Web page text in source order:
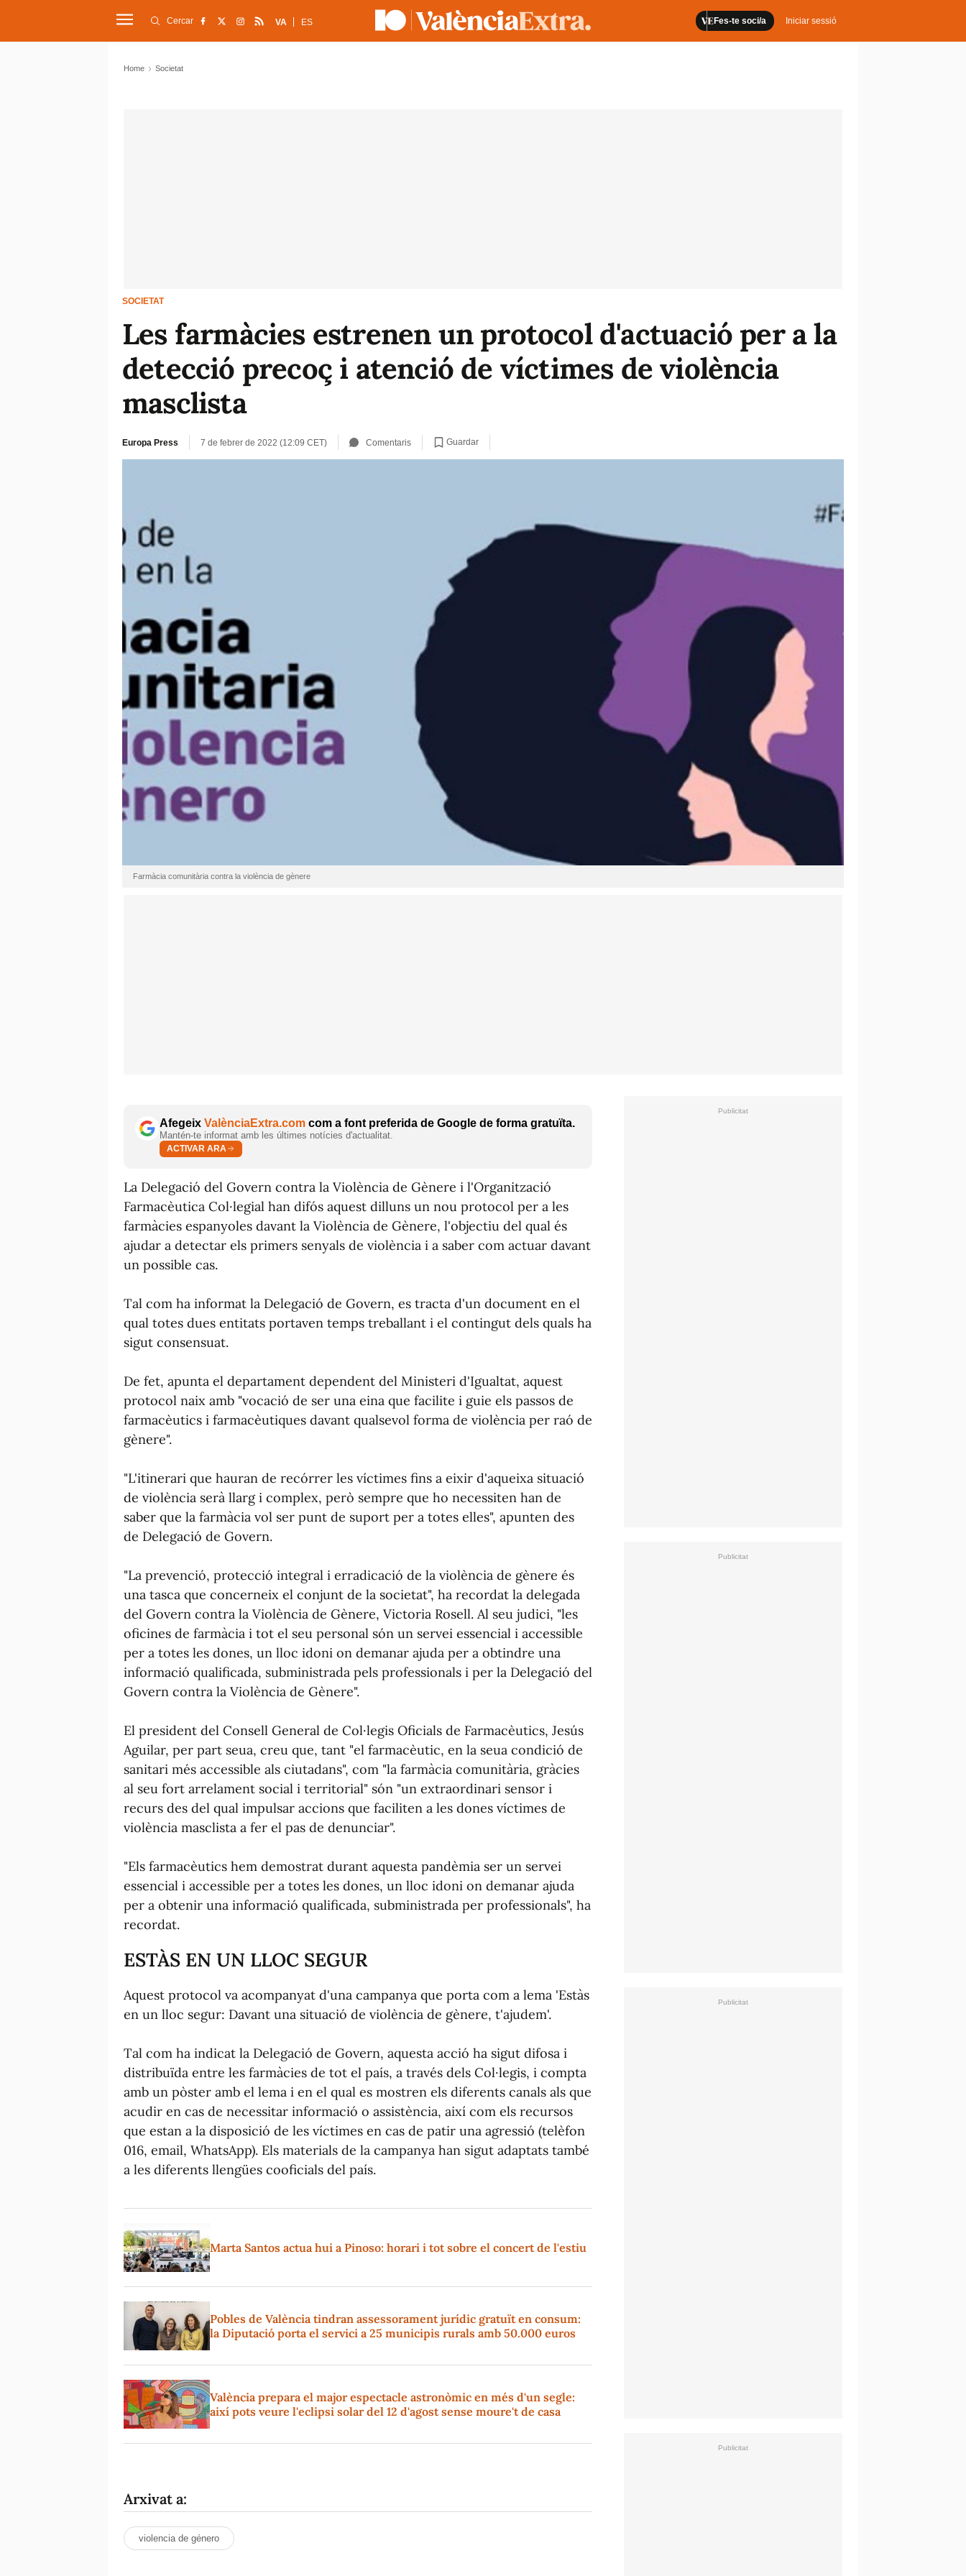
Fes-te soci/a Iniciar sessió
Cercar VA ES
Home Societat
SOCIETAT
Les farmàcies estrenen un protocol d'actuació per a la
detecció precoç i atenció de víctimes de violència
masclista
Europa Press 7 de febrer de 2022 (12:09 CET) Comentaris Guardar
Farmàcia comunitària contra la violència de gènere
Afegeix ValènciaExtra.com com a font preferida de Google de forma gratuïta.
Mantén-te informat amb les últimes notícies d'actualitat.
ACTIVAR ARA
La Delegació del Govern contra la Violència de Gènere i l'Organització
Farmacèutica Col·legial han difós aquest dilluns un nou protocol per a les
farmàcies espanyoles davant la Violència de Gènere, l'objectiu del qual és
ajudar a detectar els primers senyals de violència i a saber com actuar davant
un possible cas.
Tal com ha informat la Delegació de Govern, es tracta d'un document en el
qual totes dues entitats portaven temps treballant i el contingut dels quals ha
sigut consensuat.
De fet, apunta el departament dependent del Ministeri d'Igualtat, aquest
protocol naix amb "vocació de ser una eina que facilite i guie els passos de
farmacèutics i farmacèutiques davant qualsevol forma de violència per raó de
gènere".
"L'itinerari que hauran de recórrer les víctimes fins a eixir d'aqueixa situació
de violència serà llarg i complex, però sempre que ho necessiten han de
saber que la farmàcia vol ser punt de suport per a totes elles", apunten des
de Delegació de Govern.
"La prevenció, protecció integral i erradicació de la violència de gènere és
una tasca que concerneix el conjunt de la societat", ha recordat la delegada
del Govern contra la Violència de Gènere, Victoria Rosell. Al seu judici, "les
oficines de farmàcia i tot el seu personal són un servei essencial i accessible
per a totes les dones, un lloc idoni on demanar ajuda per a obtindre una
informació qualificada, subministrada pels professionals i per la Delegació del
Govern contra la Violència de Gènere".
El president del Consell General de Col·legis Oficials de Farmacèutics, Jesús
Aguilar, per part seua, creu que, tant "el farmacèutic, en la seua condició de
sanitari més accessible als ciutadans", com "la farmàcia comunitària, gràcies
al seu fort arrelament social i territorial" són "un extraordinari sensor i
recurs des del qual impulsar accions que faciliten a les dones víctimes de
violència masclista a fer el pas de denunciar".
"Els farmacèutics hem demostrat durant aquesta pandèmia ser un servei
essencial i accessible per a totes les dones, un lloc idoni on demanar ajuda
per a obtenir una informació qualificada, subministrada per professionals", ha
recordat.
ESTÀS EN UN LLOC SEGUR
Aquest protocol va acompanyat d'una campanya que porta com a lema 'Estàs
en un lloc segur: Davant una situació de violència de gènere, t'ajudem'.
Tal com ha indicat la Delegació de Govern, aquesta acció ha sigut difosa i
distribuïda entre les farmàcies de tot el país, a través dels Col·legis, i compta
amb un pòster amb el lema i en el qual es mostren els diferents canals als que
acudir en cas de necessitar informació o assistència, així com els recursos
que estan a la disposició de les víctimes en cas de patir una agressió (telèfon
016, email, WhatsApp). Els materials de la campanya han sigut adaptats també
a les diferents llengües cooficials del país.
Marta Santos actua hui a Pinoso: horari i tot sobre el concert de l'estiu
Pobles de València tindran assessorament jurídic gratuït en consum:
la Diputació porta el servici a 25 municipis rurals amb 50.000 euros
València prepara el major espectacle astronòmic en més d'un segle:
així pots veure l'eclipsi solar del 12 d'agost sense moure't de casa
Arxivat a:
violencia de género